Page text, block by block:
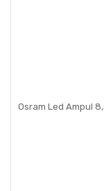
Osram Led Ampul